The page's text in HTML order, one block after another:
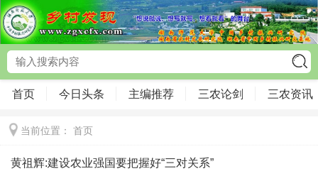
首页 今日头条 主编推荐 三农论剑 三农资讯
当前位置： 首页
黄祖辉:建设农业强国要把握好“三对关系”